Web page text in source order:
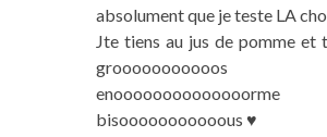
absolument que je teste LA
Jte tiens au jus de pomme et
grooooooooooos
enoooooooooooooorme
bisooooooooooous ♥